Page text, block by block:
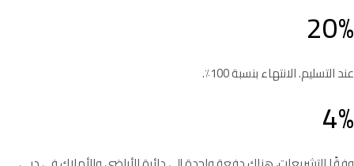
20%
عند التسليم. الانتهاء بنسبة 100٪.
4%